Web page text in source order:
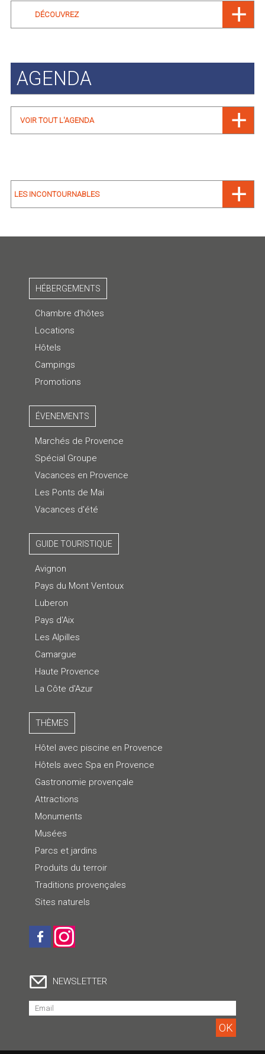
DÉCOUVREZ
AGENDA
VOIR TOUT L'AGENDA
LES INCONTOURNABLES
HÉBERGEMENTS
Chambre d’hôtes
Locations
Hôtels
Campings
Promotions
ÉVENEMENTS
Marchés de Provence
Spécial Groupe
Vacances en Provence
Les Ponts de Mai
Vacances d'été
GUIDE TOURISTIQUE
Avignon
Pays du Mont Ventoux
Luberon
Pays d'Aix
Les Alpilles
Camargue
Haute Provence
La Côte d'Azur
THÈMES
Hôtel avec piscine en Provence
Hôtels avec Spa en Provence
Gastronomie provençale
Attractions
Monuments
Musées
Parcs et jardins
Produits du terroir
Traditions provençales
Sites naturels
NEWSLETTER